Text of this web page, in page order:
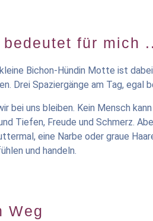
für mich
Bichon-Hündin Motte ist
Drei Spaziergänge am Tag,
bei uns bleiben. Kein Mensch
Tiefen, Freude und Schmerz.
eine Narbe oder graue
und handeln.
Weg